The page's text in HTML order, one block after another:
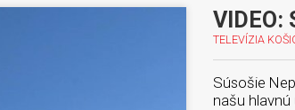
VIDEO:
TELEVÍZIA
Súsošie
našu